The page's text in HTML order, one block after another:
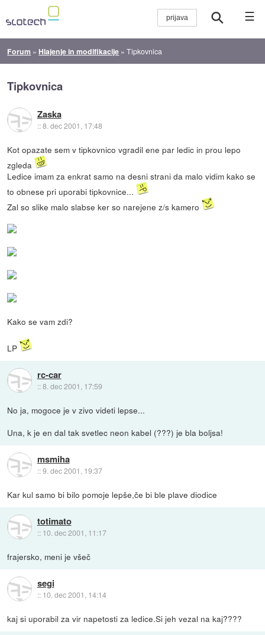
☰
Forum » Hlajenje in modifikacije »Tipkovnica
Tipkovnica
Zaska
::8. dec 2001, 17:48
Kot opazate sem v tipkovnico vgradil ene par ledic in prou lepo
zgleda
Ledice imam za enkrat samo na desni strani da malo vidim kako se
to obnese pri uporabi tipkovnice...
Zal so slike malo slabse ker so narejene z/s kamero
Kako se vam zdi?
LP
rc-car
::8. dec 2001, 17:59
No ja, mogoce je v zivo videti lepse...
Una, k je en dal tak svetlec neon kabel (???) je bla boljsa!
msmiha
::9. dec 2001, 19:37
Kar kul samo bi bilo pomoje lepše,če bi ble plave diodice
totimato
:: 10. dec 2001, 11:17
frajersko, meni je všeč
segi
:: 10. dec 2001, 14:14
kaj si uporabil za vir napetosti za ledice.Si jeh vezal na kaj????